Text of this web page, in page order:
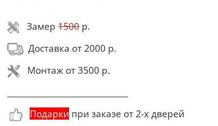
Замер 1500 р.
Доставка от 2000 р.
Монтаж от 3500 р.
Подарки при заказе от 2-х дверей